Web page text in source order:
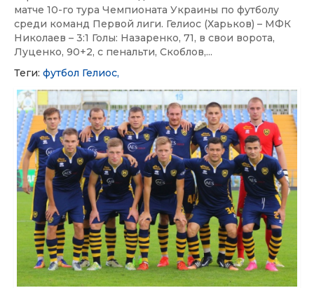
матче 10-го тура Чемпионата Украины по футболу
среди команд Первой лиги. Гелиос (Харьков) – МФК
Николаев – 3:1 Голы: Назаренко, 71, в свои ворота,
Луценко, 90+2, с пенальти, Скоблов,...
Теги: футбол Гелиос,